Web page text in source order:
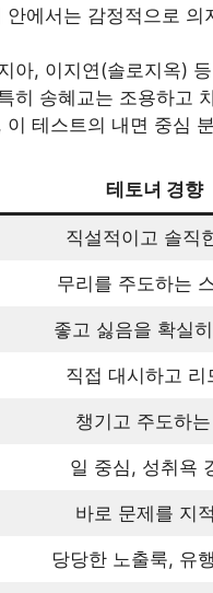
에서는 감정적으로
아, 이지연(솔로지옥)
히 송혜교는 조용하고
테스트의 내면 중심
테토녀 경향
직설적이고 솔직
무리를 주도하는
좋고 싫음을 확실
직접 대시하고 리
챙기고 주도하
일 중심, 성취욕
바로 문제를 지
당당한 노출룩, 유